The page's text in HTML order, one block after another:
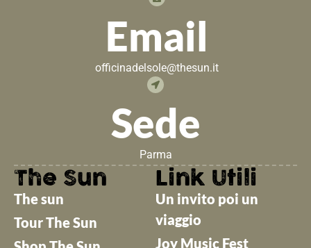
Email
officinadelsole@thesun.it
Sede
Parma
The Sun
The sun
Tour The Sun
Link Utili
Un invito poi un
viaggio
Joy Music Fest